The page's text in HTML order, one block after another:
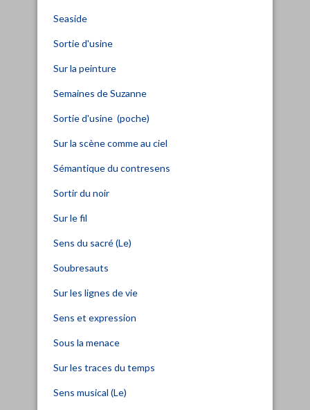
Seaside
Sortie d'usine
Sur la peinture
Semaines de Suzanne
Sortie d'usine (poche)
Sur la scène comme au ciel
Sémantique du contresens
Sortir du noir
Sur le fil
Sens du sacré (Le)
Soubresauts
Sur les lignes de vie
Sens et expression
Sous la menace
Sur les traces du temps
Sens musical (Le)